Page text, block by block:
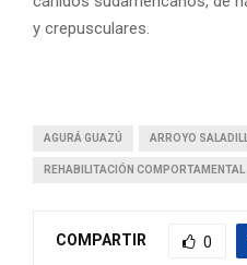
y crepusculares.
AGURÁ GUAZÚ ARROYO
REHABILITACIÓN COMPORTAMENTAL
COMPARTIR 0